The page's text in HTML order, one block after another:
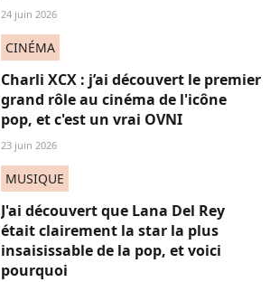
24 juin 2026
CINÉMA
Charli XCX : j’ai découvert le premier
grand rôle au cinéma de l'icône
pop, et c'est un vrai OVNI
23 juin 2026
MUSIQUE
J'ai découvert que Lana Del Rey
était clairement la star la plus
insaisissable de la pop, et voici
pourquoi